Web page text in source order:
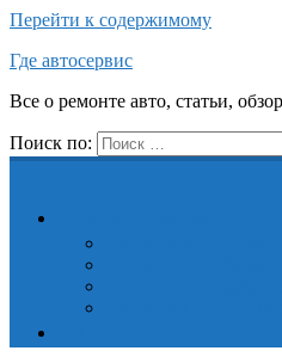
Перейти к содержимому
Где автосервис
Все о ремонте авто, статьи,
Поиск по: